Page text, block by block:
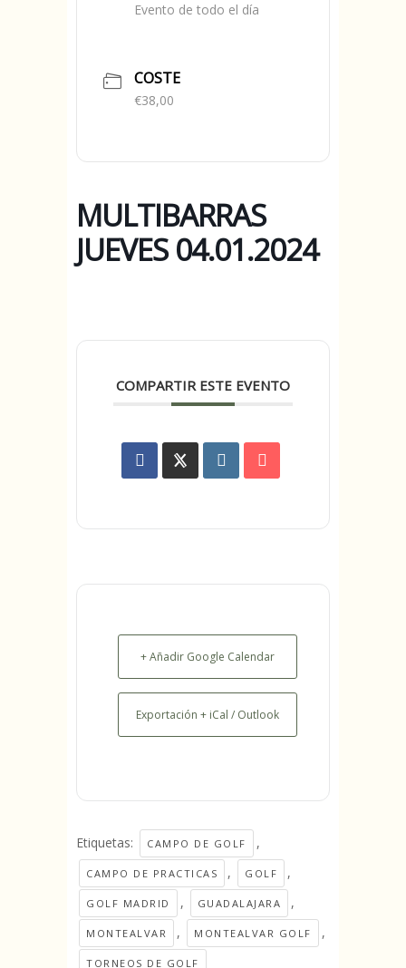
Evento de todo el día
COSTE
€38,00
MULTIBARRAS
JUEVES 04.01.2024
COMPARTIR ESTE EVENTO
+ Añadir Google Calendar
Exportación + iCal / Outlook
Etiquetas: CAMPO DE GOLF ,
CAMPO DE PRACTICAS , GOLF ,
GOLF MADRID , GUADALAJARA ,
MONTEALVAR , MONTEALVAR GOLF ,
TORNEOS DE GOLF